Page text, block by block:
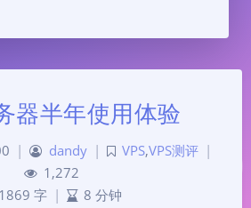
器半年使用体验
| dandy | VPS,VPS测评 |
1,272
1869 字 | 8 分钟